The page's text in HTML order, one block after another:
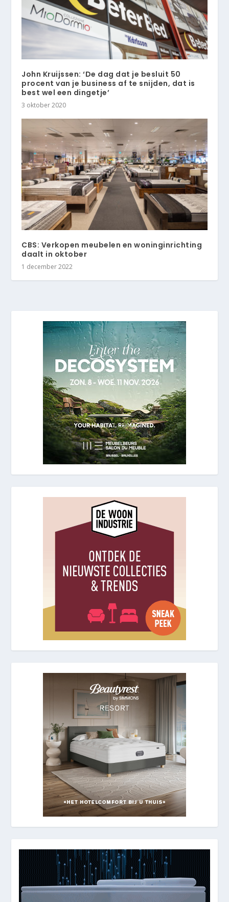
John Kruijssen: ‘De dag dat je besluit 50
procent van je business af te snijden, dat is
best wel een dingetje’
3 oktober 2020
CBS: Verkopen meubelen en woninginrichting
daalt in oktober
1 december 2022